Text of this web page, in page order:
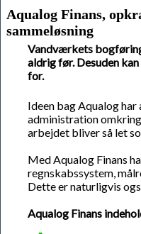
Aqualog Finans,
sammeløsning
Vandværkets
aldrig før. Desuden
for.
Ideen bag Aqualog
administration
arbejdet bliver så let
Med Aqualog Finans
regnskabssystem,
Dette er naturligvis
Aqualog Finans